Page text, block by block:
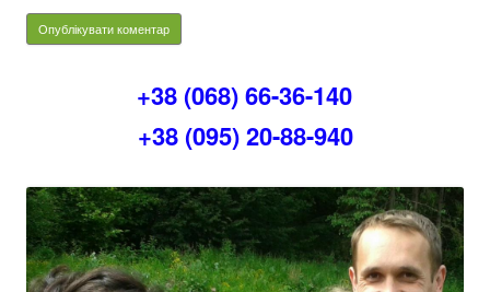
+38 (068) 66-36-140
+38 (095) 20-88-940